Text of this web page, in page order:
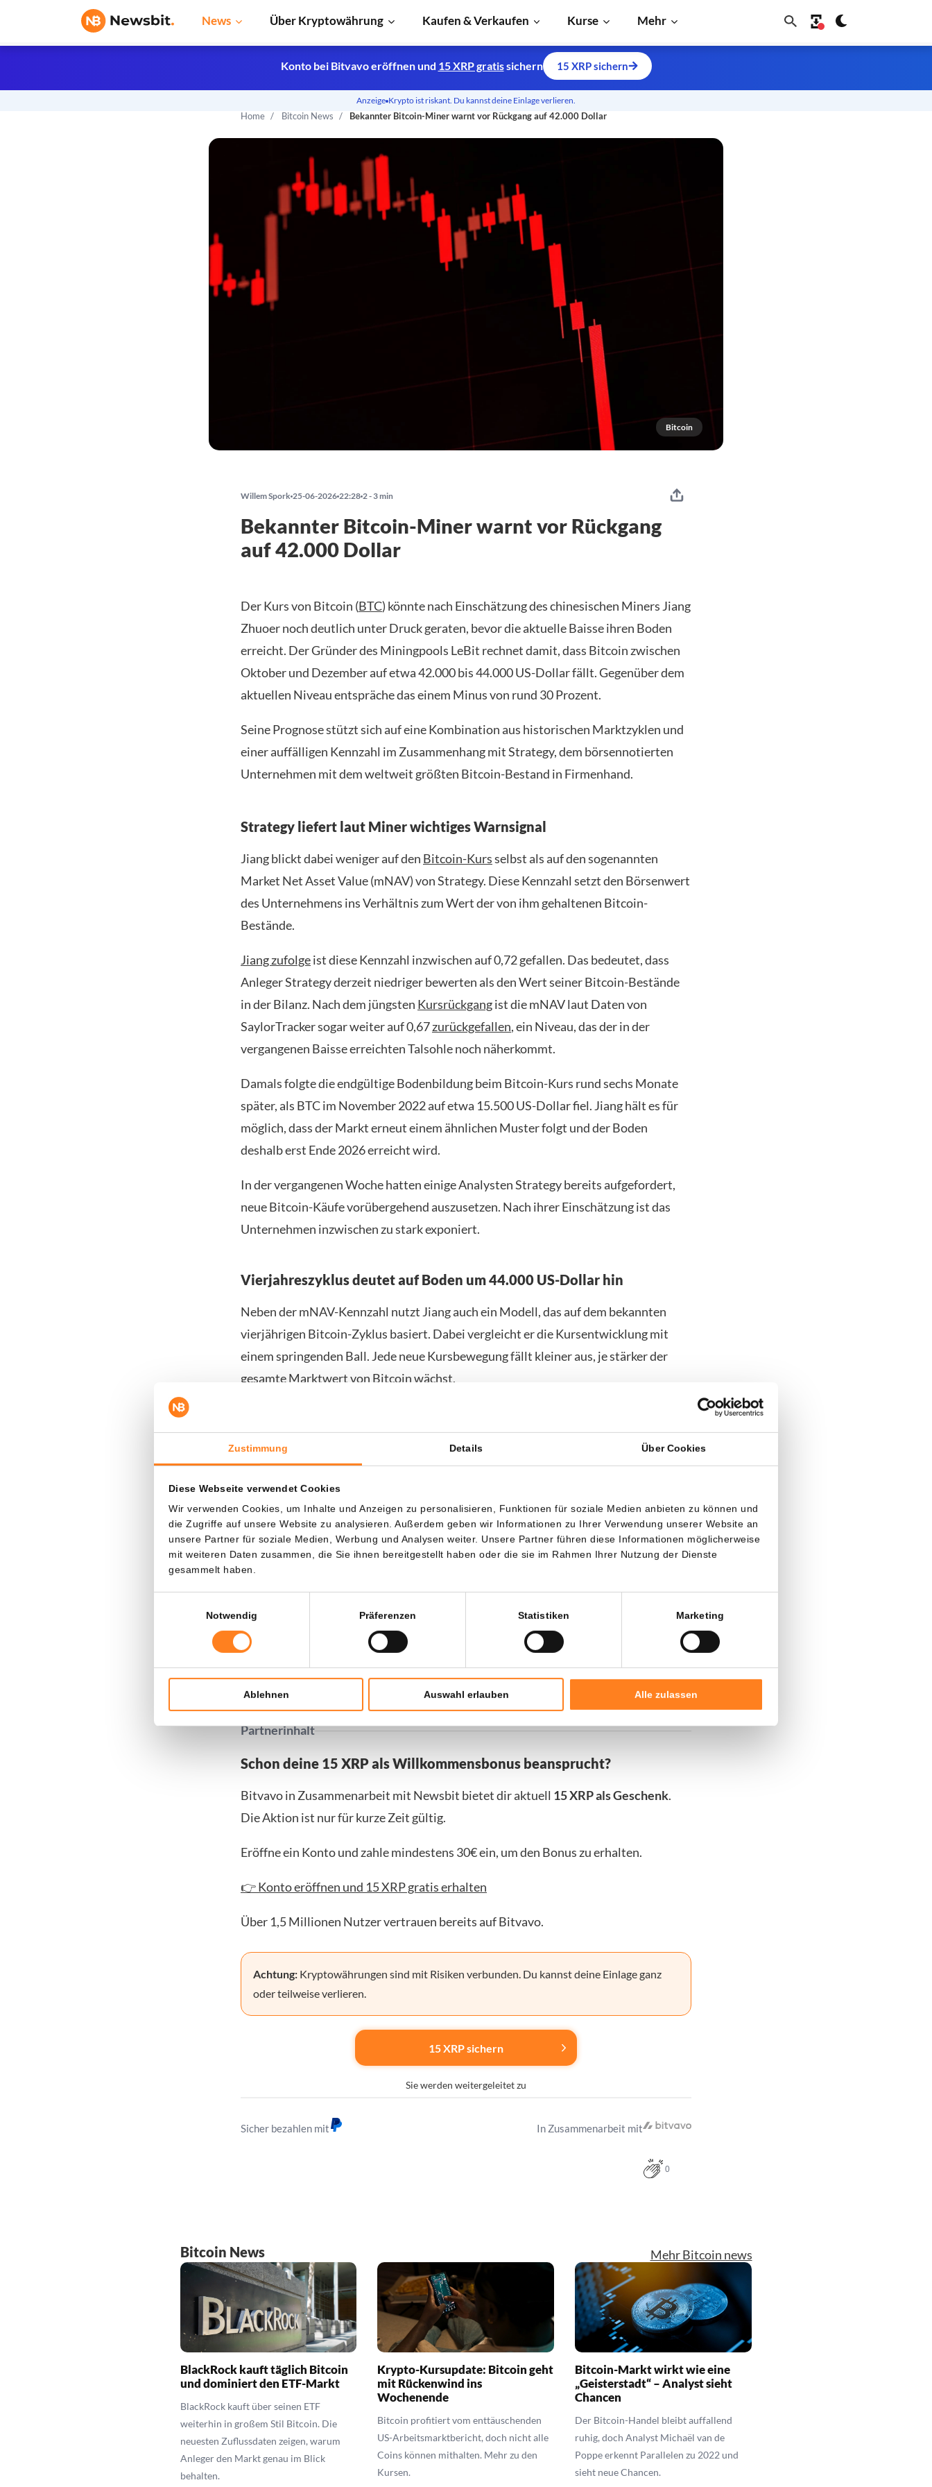
Zustimmung Details Über Cookies
Diese Webseite verwendet Cookies
Wir verwenden Cookies, um Inhalte und Anzeigen zu personalisieren, Funktionen für soziale Medien anbieten zu können und
die Zugriffe auf unsere Website zu analysieren. Außerdem geben wir Informationen zu Ihrer Verwendung unserer Website an
unsere Partner für soziale Medien, Werbung und Analysen weiter. Unsere Partner führen diese Informationen möglicherweise
mit weiteren Daten zusammen, die Sie ihnen bereitgestellt haben oder die sie im Rahmen Ihrer Nutzung der Dienste
gesammelt haben.
Notwendig
Präferenzen Statistiken Marketing
Ablehnen Auswahl erlauben Alle zulassen
News Über Kryptowährung Kaufen & Verkaufen Kurse Mehr
Home Bitcoin News Bekannter Bitcoin-Miner warnt vor Rückgang auf 42.000 Dollar
Bitcoin
Konto bei Bitvavo eröffnen und 15 XRP gratissichern 15 XRP sichern
Anzeige Krypto ist riskant. Du kannst deine Einlage verlieren.
Willem Spork 25-06-2026 22:28 2 - 3 min
Bekannter Bitcoin-Miner warnt vor Rückgang
auf 42.000 Dollar
Der Kurs von Bitcoin (BTC) könnte nach Einschätzung des chinesischen Miners Jiang
Zhuoer noch deutlich unter Druck geraten, bevor die aktuelle Baisse ihren Boden
erreicht. Der Gründer des Miningpools LeBit rechnet damit, dass Bitcoin zwischen
Oktober und Dezember auf etwa 42.000 bis 44.000 US-Dollar fällt. Gegenüber dem
aktuellen Niveau entspräche das einem Minus von rund 30 Prozent.
Seine Prognose stützt sich auf eine Kombination aus historischen Marktzyklen und
einer auffälligen Kennzahl im Zusammenhang mit Strategy, dem börsennotierten
Unternehmen mit dem weltweit größten Bitcoin-Bestand in Firmenhand.
Strategy liefert laut Miner wichtiges Warnsignal
Jiang blickt dabei weniger auf den Bitcoin-Kursselbst als auf den sogenannten
Market Net Asset Value (mNAV) von Strategy. Diese Kennzahl setzt den Börsenwert
des Unternehmens ins Verhältnis zum Wert der von ihm gehaltenen Bitcoin-
Bestände.
Jiang zufolgeist diese Kennzahl inzwischen auf 0,72 gefallen. Das bedeutet, dass
Anleger Strategy derzeit niedriger bewerten als den Wert seiner Bitcoin-Bestände
in der Bilanz. Nach dem jüngsten Kursrückgangist die mNAV laut Daten von
SaylorTracker sogar weiter auf 0,67zurückgefallen, ein Niveau, das der in der
vergangenen Baisse erreichten Talsohle noch näherkommt.
Damals folgte die endgültige Bodenbildung beim Bitcoin-Kurs rund sechs Monate
später, als BTC im November 2022 auf etwa 15.500 US-Dollar fiel. Jiang hält es für
möglich, dass der Markt erneut einem ähnlichen Muster folgt und der Boden
deshalb erst Ende 2026 erreicht wird.
In der vergangenen Woche hatten einige Analysten Strategy bereits aufgefordert,
neue Bitcoin-Käufe vorübergehend auszusetzen. Nach ihrer Einschätzung ist das
Unternehmen inzwischen zu stark exponiert.
Vierjahreszyklus deutet auf Boden um 44.000 US-Dollar hin
Neben der mNAV-Kennzahl nutzt Jiang auch ein Modell, das auf dem bekannten
vierjährigen Bitcoin-Zyklus basiert. Dabei vergleicht er die Kursentwicklung mit
einem springenden Ball. Jede neue Kursbewegung fällt kleiner aus, je stärker der
gesamte Marktwert von Bitcoin wächst.
Dollar um den 31. Oktober. Er betont allerdings selbst, dass sein Modell bei der
zeitlichen Einordnung zuverlässiger ist als bei der exakten Kursprognose. Deshalb
bis 44.000 US-Dollar.
Seine pessimistische Einschätzung kommt zu einem Zeitpunkt, an dem mehrere
Signale auf anhaltende Schwäche hindeuten. Marktanalysten verwiesen zuletzt
Kursschwäche vorausging. Auch die straffere Zinspolitik der US-Notenbank Federal
Reserve erhöht nach Einschätzung von Analysten den Druck auf risikoreiche
Anlagen wie Bitcoin.
Partnerinhalt
Schon deine 15 XRP als Willkommensbonus beansprucht?
Bitvavo in Zusammenarbeit mit Newsbit bietet dir aktuell 15 XRP als Geschenk.
Die Aktion ist nur für kurze Zeit gültig.
Eröffne ein Konto und zahle mindestens 30€ ein, um den Bonus zu erhalten.
👉 Konto eröffnen und 15 XRP gratis erhalten
Über 1,5 Millionen Nutzer vertrauen bereits auf Bitvavo.
Achtung: Kryptowährungen sind mit Risiken verbunden. Du kannst deine Einlage ganz
oder teilweise verlieren.
15 XRP sichern
Sie werden weitergeleitet zu
Sicher bezahlen mit In Zusammenarbeit mit
0
Bitcoin News Mehr Bitcoin news
BlackRock kauft täglich Bitcoin
und dominiert den ETF-Markt
BlackRock kauft über seinen ETF
weiterhin in großem Stil Bitcoin. Die
neuesten Zuflussdaten zeigen, warum
Anleger den Markt genau im Blick
behalten.
Krypto-Kursupdate: Bitcoin geht
mit Rückenwind ins
Wochenende
Bitcoin profitiert vom enttäuschenden
US-Arbeitsmarktbericht, doch nicht alle
Coins können mithalten. Mehr zu den
Kursen.
Bitcoin-Markt wirkt wie eine
„Geisterstadt“ – Analyst sieht
Chancen
Der Bitcoin-Handel bleibt auffallend
ruhig, doch Analyst Michaël van de
Poppe erkennt Parallelen zu 2022 und
sieht neue Chancen.